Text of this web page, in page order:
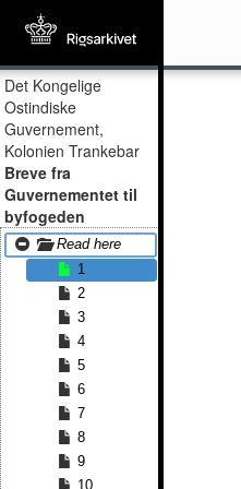
Det Kongelige
Ostindiske
Guvernement,
Kolonien Trankebar
Breve fra
Guvernementet til
byfogeden
Read here
1
2
3
4
5
6
7
8
9
10